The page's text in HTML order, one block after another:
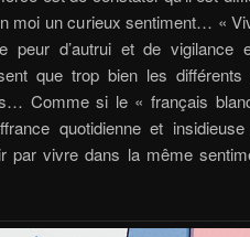
moi un curieux sentiment… «
peur d’autrui et de vigilance
que trop bien les
Comme si le « français
quotidienne et
par vivre dans la même